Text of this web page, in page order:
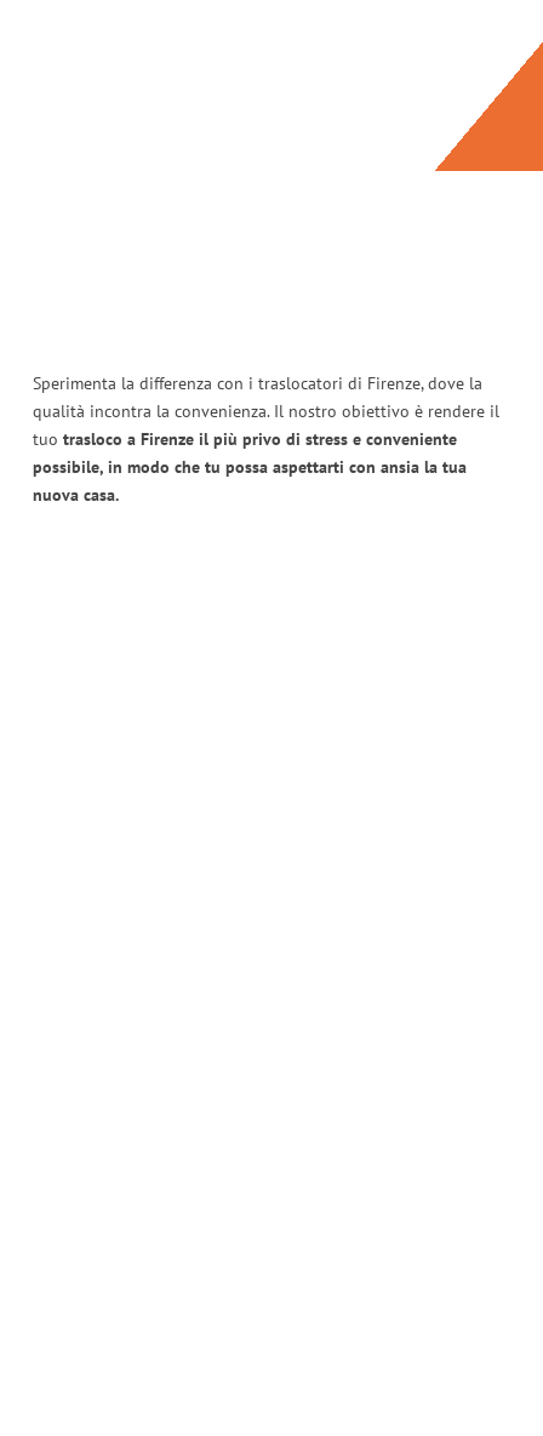
Sperimenta la differenza con i traslocatori di Firenze, dove la
qualità incontra la convenienza. Il nostro obiettivo è rendere il
tuo trasloco a Firenze il più privo di stress e conveniente
possibile, in modo che tu possa aspettarti con ansia la tua
nuova casa.